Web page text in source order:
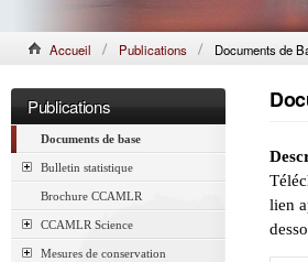
Accueil Publications Documents de
Publications
Documents de base
Bulletin statistique
Brochure CCAMLR
CCAMLR Science
Mesures de conservation
lien